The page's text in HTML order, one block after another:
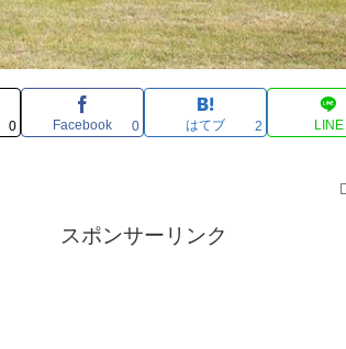
0 Facebook 0 はてブ 2 LINE
スポンサーリンク